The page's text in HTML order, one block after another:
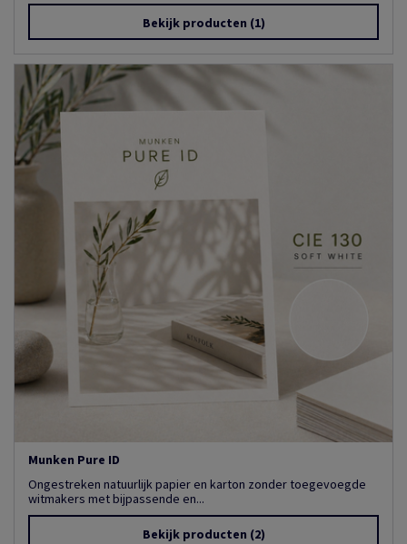
Bekijk producten (1)
Munken Pure ID
Ongestreken natuurlijk papier en karton zonder toegevoegde
witmakers met bijpassende en...
Bekijk producten (2)